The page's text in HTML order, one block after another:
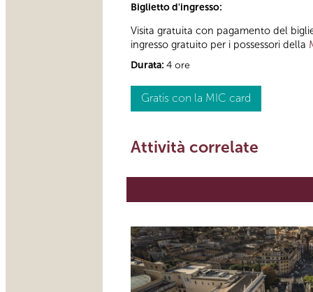
Biglietto d'ingresso:
Visita gratuita con pagamento del
ingresso gratuito per i possessori della
Durata: 4 ore
Gratis con la MIC card
Attività correlate